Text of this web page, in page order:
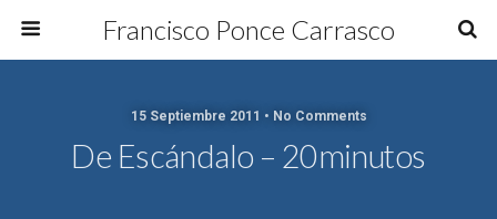
Francisco Ponce Carrasco
15 Septiembre 2011 • No Comments
De Escándalo – 20minutos